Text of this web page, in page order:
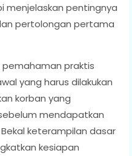
menjelaskan pentingnya
pertolongan pertama
praktis
yang harus dilakukan
korban yang
mendapatkan
keterampilan dasar
kesiapan